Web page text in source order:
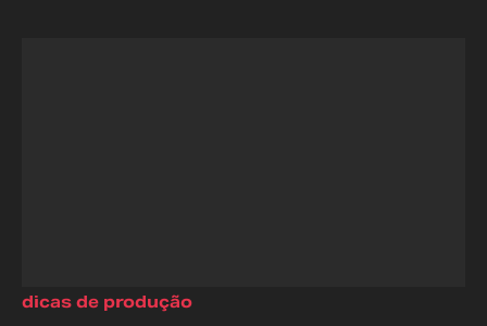
dicas de produção